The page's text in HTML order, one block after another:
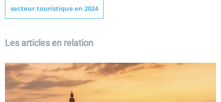
secteur touristique en 2024
Les articles en relation